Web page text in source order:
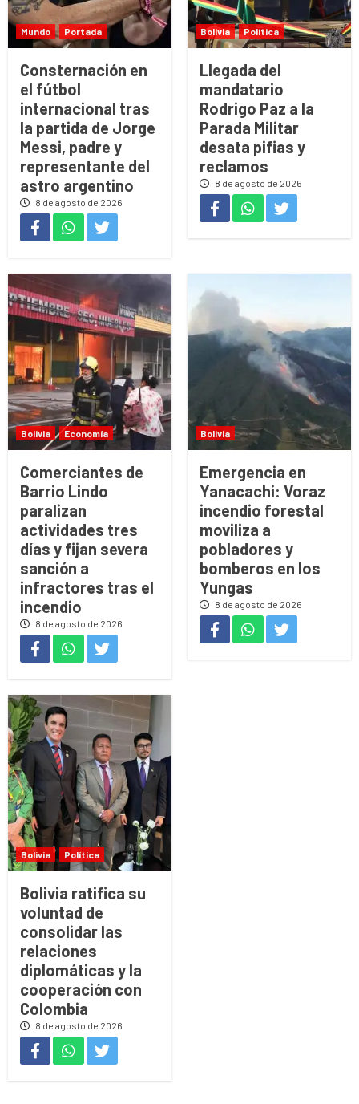
Mundo Portada
Consternación en
el fútbol
internacional tras
la partida de Jorge
Messi, padre y
representante del
astro argentino
8 de agosto de 2026
Bolivia Política
Llegada del
mandatario
Rodrigo Paz a la
Parada Militar
desata pifias y
reclamos
8 de agosto de 2026
Bolivia Economía
Comerciantes de
Barrio Lindo
paralizan
actividades tres
días y fijan severa
sanción a
infractores tras el
incendio
8 de agosto de 2026
Bolivia
Emergencia en
Yanacachi: Voraz
incendio forestal
moviliza a
pobladores y
bomberos en los
Yungas
8 de agosto de 2026
Bolivia Política
Bolivia ratifica su
voluntad de
consolidar las
relaciones
diplomáticas y la
cooperación con
Colombia
8 de agosto de 2026